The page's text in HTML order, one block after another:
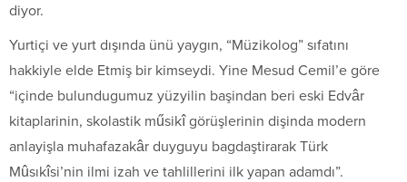
diyor.
Yurtiçi ve yurt dışında ünü yaygın, “Müzikolog” sıfatını
hakkiyle elde Etmiş bir kimseydi. Yine Mesud Cemil’e göre
“içinde bulundugumuz yüzyilin başindan beri eski Edvâr
kitaplarinin, skolastik műsikî görüşlerinin dişinda modern
anlayişla muhafazakâr duyguyu bagdaştirarak Türk
Mûsıkîsi’nin ilmi izah ve tahlillerini ilk yapan adamdı”.